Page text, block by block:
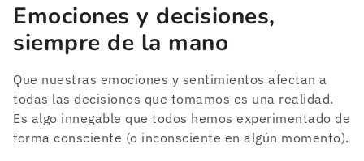
Emociones y decisiones,
siempre de la mano
Que nuestras emociones y sentimientos afectan a
todas las decisiones que tomamos es una realidad.
Es algo innegable que todos hemos experimentado de
forma consciente (o inconsciente en algún momento).